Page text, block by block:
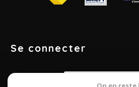
Se connecter
Espace